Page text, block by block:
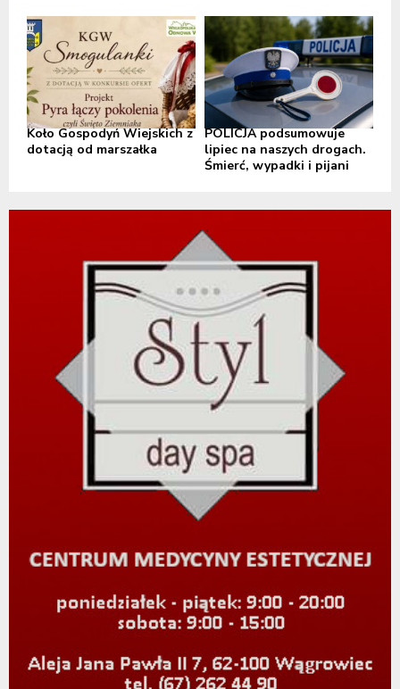
Koło Gospodyń Wiejskich z
dotacją od marszałka
POLICJA podsumowuje
lipiec na naszych drogach.
Śmierć, wypadki i pijani